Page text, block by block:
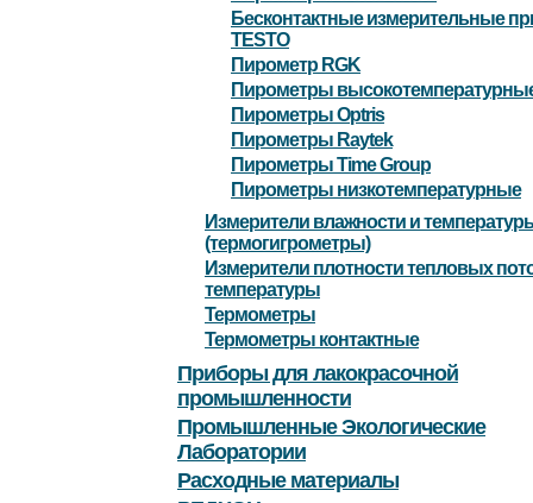
Бесконтактные измерительные
TESTO
Пирометр RGK
Пирометры
Пирометры Optris
Пирометры Raytek
Пирометры Time Group
Пирометры низкотемпературные
Измерители влажности и
(термогигрометры)
Измерители плотности тепловых
температуры
Термометры
Термометры контактные
Приборы для лакокрасочной
промышленности
Промышленные Экологические
Лаборатории
Расходные материалы